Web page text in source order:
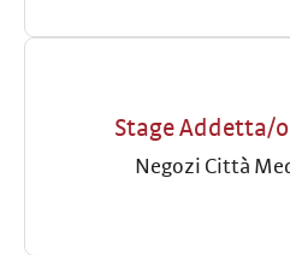
Stage Addetta/
Negozi Città